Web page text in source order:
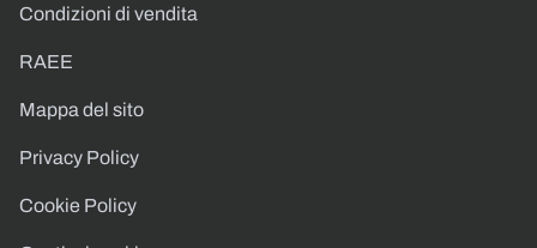
Condizioni di vendita
RAEE
Mappa del sito
Privacy Policy
Cookie Policy